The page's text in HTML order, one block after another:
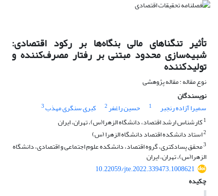
تأثیر تنگناهای مالی بنگاه‌ها بر رکود اقتصادی:
شبیه‌سازی محدود مبتنی بر رفتار مصرف‌کننده و
تولیدکننده
نوع مقاله : مقاله پژوهشی
نویسندگان
سمیرا آزاده رنجبر
1 حسین راغفر2 کبری سنگری مهذب3
1کارشناس ارشد اقتصاد، دانشگاه الزهرا(س)، تهران، ایران
2استاد دانشکده اقتصاد دانشگاه الزهرا (س)
3محقق پسادکتری، گروه اقتصاد، دانشکده علوم اجتماعی و اقتصادی، دانشگاه
الزهرا(س)، تهران، ایران
10.22059/jte.2022.339473.1008621
چکیده